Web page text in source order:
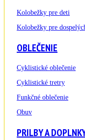
Kolobežky pre deti
Kolobežky pre
OBLEČENIE
Cyklistické oblečenie
Cyklistické tretry
Funkčné oblečenie
Obuv
PRILBY A